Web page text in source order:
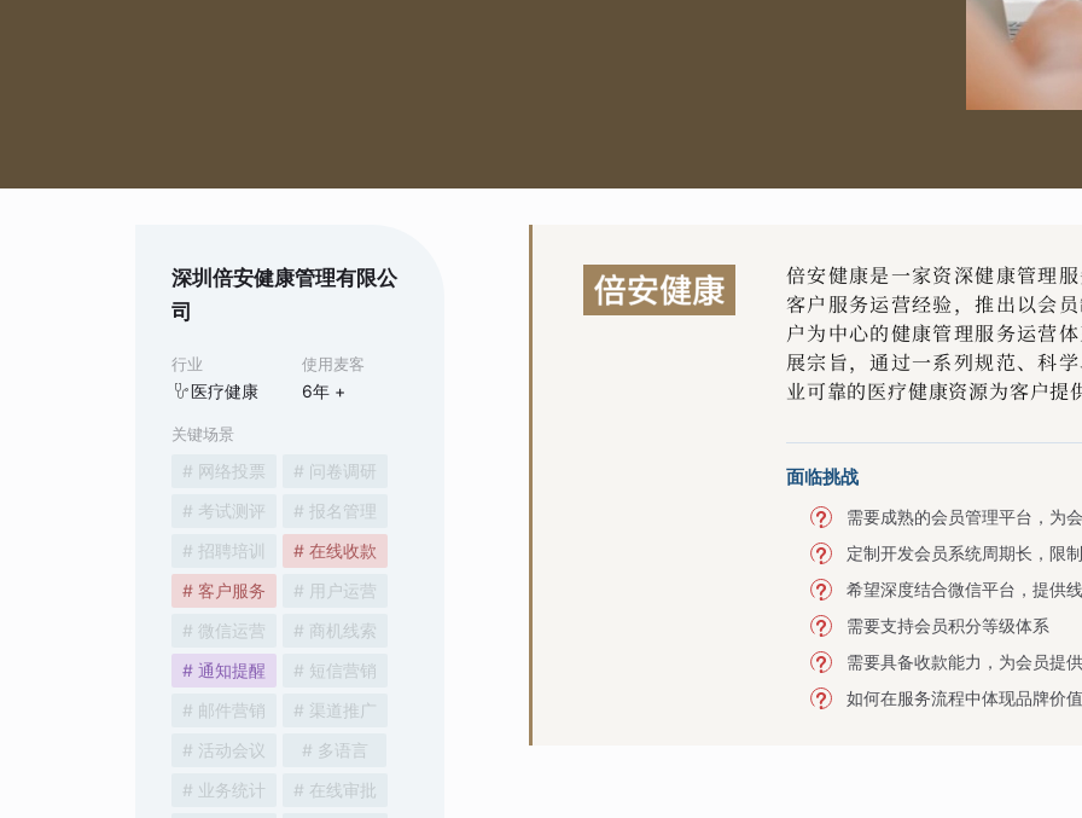
深圳倍安健康管理有限公
司
行业
医疗健康
使用麦客
6年 +
关键场景
# 网络投票
# 问卷调研
# 考试测评
# 报名管理
# 招聘培训
# 在线收款
# 客户服务
# 用户运营
# 微信运营
# 商机线索
# 通知提醒
# 短信营销
# 邮件营销
# 渠道推广
# 活动会议
# 多语言
# 业务统计
# 在线审批
倍安健康是一家资深健康管理
客户服务运营经验，推出以会
户为中心的健康管理服务运营
展宗旨，通过一系列规范、科
业可靠的医疗健康资源为客户提
面临挑战
需要成熟的会员管理平台，为
定制开发会员系统周期长，限
希望深度结合微信平台，提供
需要支持会员积分等级体系
需要具备收款能力，为会员提
如何在服务流程中体现品牌价